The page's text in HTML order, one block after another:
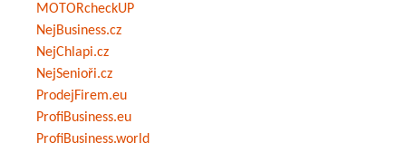
MOTORcheckUP
NejBusiness.cz
NejChlapi.cz
NejSenioři.cz
ProdejFirem.eu
ProfiBusiness.eu
ProfiBusiness.world